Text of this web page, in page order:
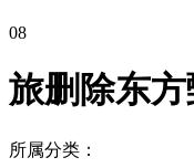
08
旅删除东
所属分类：